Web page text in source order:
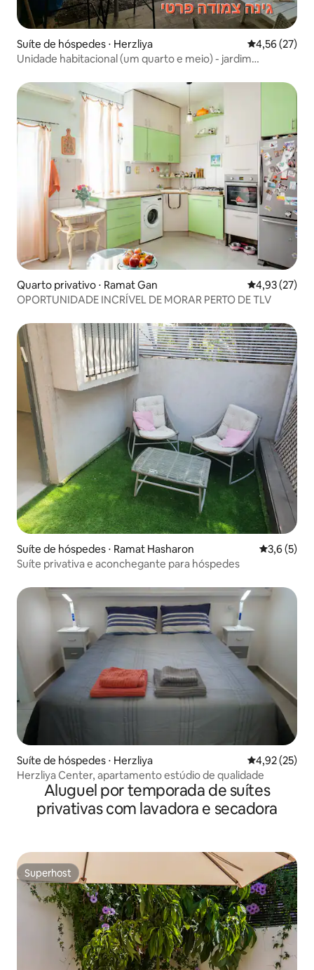
Suíte de hóspedes ⋅ Herzliya 4,56 de uma
4,56 (27)
Unidade habitacional (um quarto e meio) - jardim
Quarto privativo ⋅ Ramat Gan 4,93 de uma
4,93 (27)
OPORTUNIDADE INCRÍVEL DE MORAR PERTO DE TLV
Suíte de hóspedes ⋅ Ramat Hasharon 3,6 de
3,6 (5)
Suíte privativa e aconchegante para hóspedes
Suíte de hóspedes ⋅ Herzliya 4,92 de uma
4,92 (25)
Herzliya Center, apartamento estúdio de qualidade
Aluguel por temporada de suítes
privativas com lavadora e secadora
Superhost
Superhost